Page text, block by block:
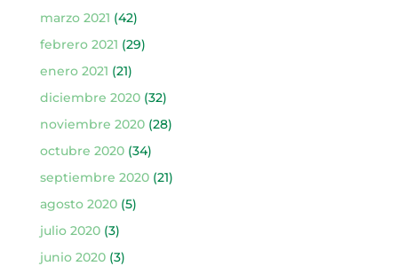
marzo 2021 (42)
febrero 2021 (29)
enero 2021 (21)
diciembre 2020(32)
noviembre 2020(28)
octubre 2020(34)
septiembre 2020(21)
agosto 2020(5)
julio 2020(3)
junio 2020(3)